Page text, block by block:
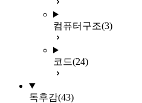
컴퓨터구조(3)
코드(24)
독후감(43)